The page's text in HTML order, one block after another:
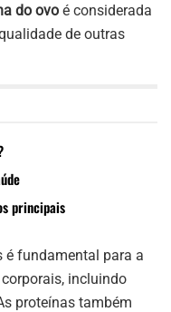
do ovo é considerada
de outras
principais
é fundamental para a
incluindo
proteínas também